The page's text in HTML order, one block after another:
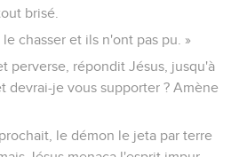
brisé.
chasser et ils n'ont pas pu. »
perverse, répondit Jésus, jusqu'à
devrai-je vous supporter ? Amène
le démon le jeta par terre